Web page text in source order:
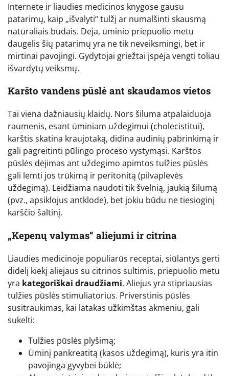
Internete ir liaudies medicinos knygose gausu
patarimų, kaip „išvalyti“ tulžį ar numalšinti skausmą
natūraliais būdais. Deja, ūminio priepuolio metu
daugelis šių patarimų yra ne tik neveiksmingi, bet ir
mirtinai pavojingi. Gydytojai griežtai įspėja vengti toliau
išvardytų veiksmų.
Karšto vandens pūslė ant skaudamos vietos
Tai viena dažniausių klaidų. Nors šiluma atpalaiduoja
raumenis, esant ūminiam uždegimui (cholecistitui),
karštis skatina kraujotaką, didina audinių pabrinkimą ir
gali pagreitinti pūlingo proceso vystymąsi. Karštos
pūslės dėjimas ant uždegimo apimtos tulžies pūslės
gali lemti jos trūkimą ir peritonitą (pilvaplėvės
uždegimą). Leidžiama naudoti tik švelnią, jaukią šilumą
(pvz., apsiklojus antklode), bet jokiu būdu ne tiesioginį
karščio šaltinį.
„Kepenų valymas“ aliejumi ir citrina
Liaudies medicinoje populiarūs receptai, siūlantys gerti
didelį kiekį aliejaus su citrinos sultimis, priepuolio metu
yra kategoriškai draudžiami. Aliejus yra stipriausias
tulžies pūslės stimuliatorius. Priverstinis pūslės
susitraukimas, kai latakas užkimštas akmeniu, gali
sukelti:
Tulžies pūslės plyšimą;
Ūminį pankreatitą (kasos uždegimą), kuris yra itin
pavojinga gyvybei būklė;